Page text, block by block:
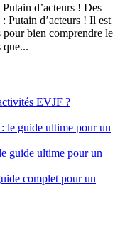
d’acteurs ! Des
Putain d’acteurs ! Il est
pour bien comprendre le
EVJF ?
le guide ultime pour un
guide ultime pour un
complet pour un